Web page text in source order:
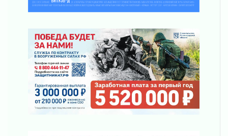
03 августа 2026
ликвидировали 10 пожаров
03 августа 2026
Клюква наливается, но в корзинку пока не
просится
03 августа 2026
Строительные компании Ленобласти
подняли зарплаты почти на 40% за год
03 августа 2026